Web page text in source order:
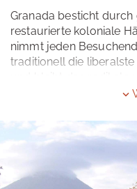
Granada besticht
restaurierte koloniale
nimmt jeden
traditionell die
Landes. San Juan del
Süßwassersee der
einzigartigen
Entdecken Sie
Nicaragua die schönen